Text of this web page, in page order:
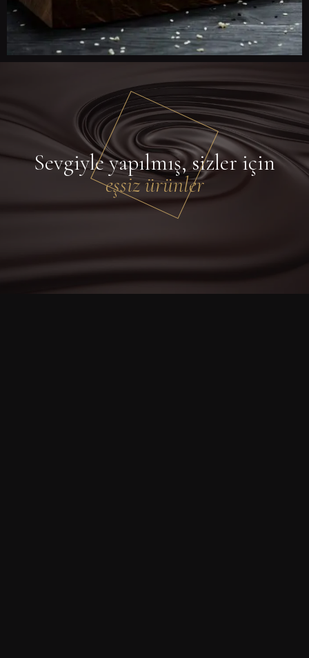
Sevgiyle yapılmış, sizler için
eşsiz ürünler